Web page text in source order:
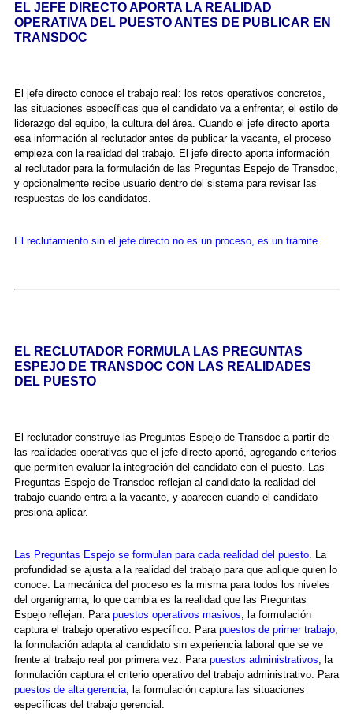
EL JEFE DIRECTO APORTA LA REALIDAD
OPERATIVA DEL PUESTO ANTES DE PUBLICAR EN
TRANSDOC
El jefe directo conoce el trabajo real: los retos operativos concretos,
las situaciones específicas que el candidato va a enfrentar, el estilo de
liderazgo del equipo, la cultura del área. Cuando el jefe directo aporta
esa información al reclutador antes de publicar la vacante, el proceso
empieza con la realidad del trabajo. El jefe directo aporta información
al reclutador para la formulación de las Preguntas Espejo de Transdoc,
y opcionalmente recibe usuario dentro del sistema para revisar las
respuestas de los candidatos.
El reclutamiento sin el jefe directo no es un proceso, es un trámite.
EL RECLUTADOR FORMULA LAS PREGUNTAS
ESPEJO DE TRANSDOC CON LAS REALIDADES
DEL PUESTO
El reclutador construye las Preguntas Espejo de Transdoc a partir de
las realidades operativas que el jefe directo aportó, agregando criterios
que permiten evaluar la integración del candidato con el puesto. Las
Preguntas Espejo de Transdoc reflejan al candidato la realidad del
trabajo cuando entra a la vacante, y aparecen cuando el candidato
presiona aplicar.
Las Preguntas Espejo se formulan para cada realidad del puesto. La
profundidad se ajusta a la realidad del trabajo para que aplique quien lo
conoce. La mecánica del proceso es la misma para todos los niveles
del organigrama; lo que cambia es la realidad que las Preguntas
Espejo reflejan. Para puestos operativos masivos, la formulación
captura el trabajo operativo específico. Para puestos de primer trabajo,
la formulación adapta al candidato sin experiencia laboral que se ve
frente al trabajo real por primera vez. Para puestos administrativos, la
formulación captura el criterio operativo del trabajo administrativo. Para
puestos de alta gerencia, la formulación captura las situaciones
específicas del trabajo gerencial.